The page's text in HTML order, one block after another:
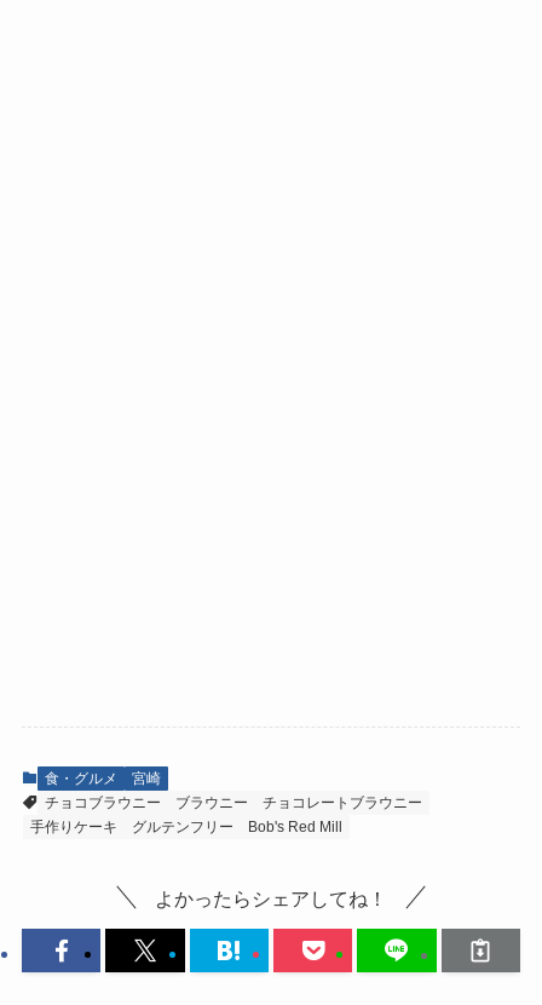
食・グルメ
宮崎
チョコブラウニー
ブラウニー
チョコレートブラウニー
手作りケーキ
グルテンフリー Bob's Red Mill
よかったらシェアしてね！